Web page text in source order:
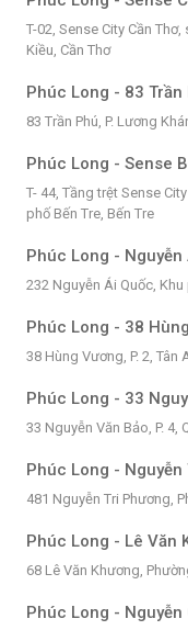
T-02, Sense City Cần
Kiều, Cần Thơ
Phúc Long - 83 Trần
83 Trần Phú, P. Lương
Phúc Long - Sense
T- 44, Tầng trệt Sense
phố Bến Tre, Bến Tre
Phúc Long - Nguyễn
232 Nguyễn Ái Quốc,
Phúc Long - 38
38 Hùng Vương, P. 2, Tân
Phúc Long - 33
33 Nguyễn Văn Bảo, P. 4,
Phúc Long - Nguyễn
481 Nguyễn Tri Phương,
Phúc Long - Lê Văn
68 Lê Văn Khương,
Phúc Long - Nguyễn